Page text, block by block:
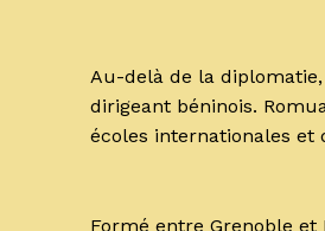
Au-delà de la
dirigeant béninois.
écoles internationales et
Formé entre Grenoble